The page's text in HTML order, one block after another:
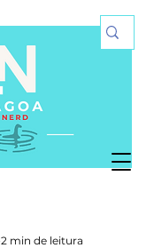
2 min de leitura